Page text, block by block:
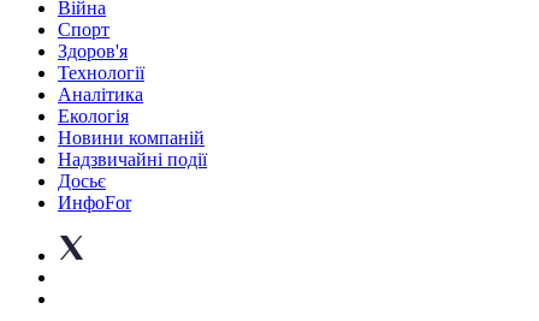
Війна
Спорт
Здоров'я
Технології
Аналітика
Екологія
Новини компаній
Надзвичайні події
Досьє
ИнфоFor